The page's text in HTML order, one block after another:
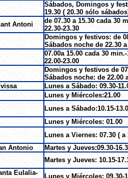
Sábados, Domingos y
19.30 ( 20.30 sólo
Antoni
de 07.30 a 15.30 cada 30
22.30-23.30
Domingos y festivos: de
Sábados noche de 22.30
07.00a 15.00 cada 30 min.-
22.00-23.00
Domingos y festivos de
Sábados noche: de 22.00
Lunes a Sábado: 09.30-
Lunes y Miércoles:21.00
Lunes a Sábado:10.15-
Lunes y Miércoles: 01.00
Lunes a Viernes: 07.30 (
Antonio
Martes y Jueves:09.30-
Martes y Jueves: 10.15-
Eulalia-
Lunes y Miércoles: 09.30-